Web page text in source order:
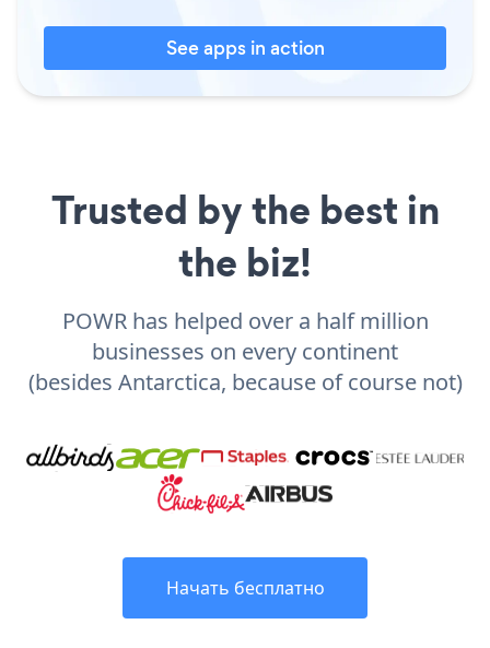
See apps in action
Trusted by the best in
the biz!
POWR has helped over a half million
businesses on every continent
(besides Antarctica, because of course not)
Начать бесплатно